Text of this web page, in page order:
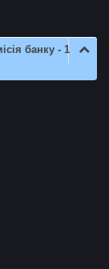
банку - 1